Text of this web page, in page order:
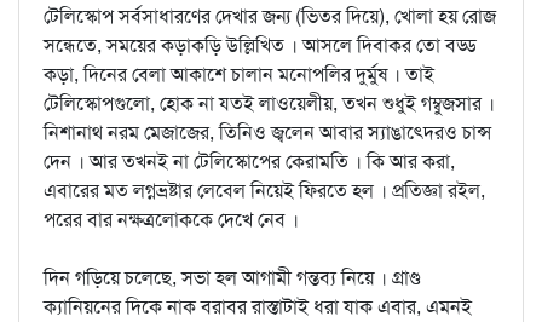
টেলিস্কোপ সর্বসাধারণের দেখার জন্য (ভিতর দিয়ে), খোলা হয় রোজ
সন্ধেতে, সময়ের কড়াকড়ি উল্লিখিত । আসলে দিবাকর তো বড্ড
কড়া, দিনের বেলা আকাশে চালান মনোপলির দুর্মুষ । তাই
টেলিস্কোপগুলো, হোক না যতই লাওয়েলীয়, তখন শুধুই গম্বুজসার ।
নিশানাথ নরম মেজাজের, তিনিও জ্বলেন আবার স্যাঙাত্দেরও চান্স
দেন । আর তখনই না টেলিস্কোপের কেরামতি । কি আর করা,
এবারের মত লগ্নভ্রষ্টার লেবেল নিয়েই ফিরতে হল । প্রতিজ্ঞা রইল,
পরের বার নক্ষত্রলোককে দেখে নেব ।
দিন গড়িয়ে চলেছে, সভা হল আগামী গন্তব্য নিয়ে । গ্রাণ্ড
ক্যানিয়নের দিকে নাক বরাবর রাস্তাটাই ধরা যাক এবার, এমনই